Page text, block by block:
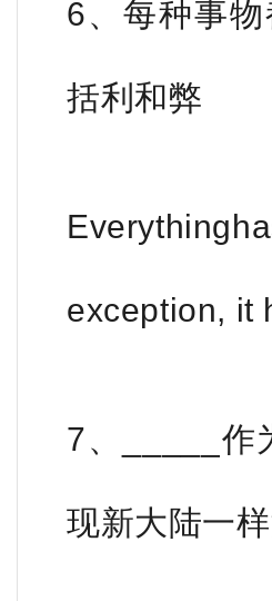
6、每种事
括利和弊
exception, it
7、_____作
现新大陆一